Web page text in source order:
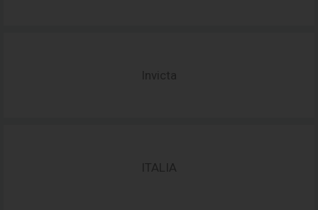
Invicta
ITALIA